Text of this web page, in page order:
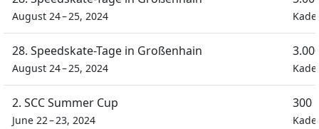
August 24 – 25, 2024
28. Speedskate-Tage in Großenhain
August 24 – 25, 2024
2. SCC Summer Cup
June 22 – 23, 2024
300